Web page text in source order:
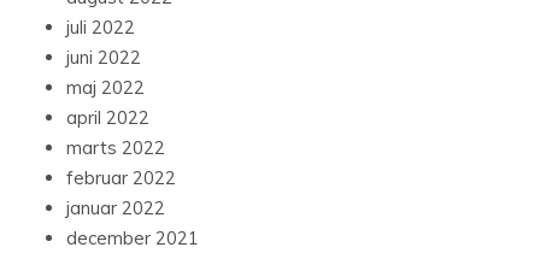
juli 2022
juni 2022
maj 2022
april 2022
marts 2022
februar 2022
januar 2022
december 2021